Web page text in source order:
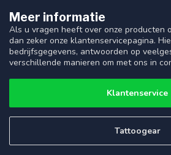
Meer informatie
Als u vragen heeft over onze producten
dan zeker onze klantenservicepagina.
bedrijfsgegevens, antwoorden op
verschillende manieren om met ons in
Klantenservice
Tattoogear